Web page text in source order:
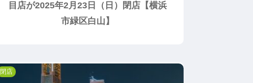
目店が2025年2月23日（日）閉店【横浜
市緑区白山】
閉店